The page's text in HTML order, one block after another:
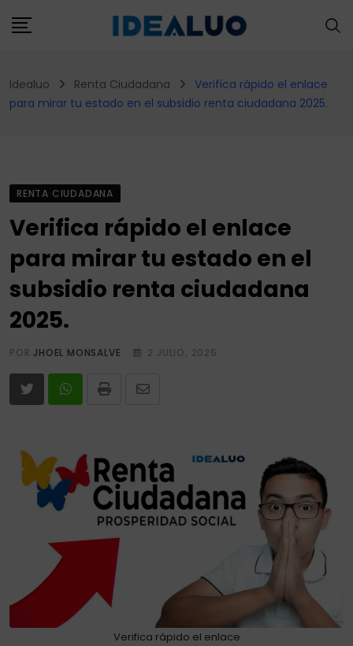
to
Idealuo Renta Ciudadana
Verifica rápido el enlace
para mirar tu estado en el subsidio renta ciudadana 2025.
RENTA CIUDADANA
Verifica rápido el enlace
para mirar tu estado en el
subsidio renta ciudadana
2025.
PORJHOEL MONSALVE 2 JULIO, 2025
Print
Share
Verifica rápido el enlace